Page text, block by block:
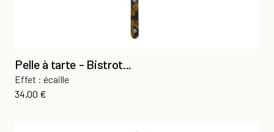
Pelle à tarte - Bistrot...
Effet : écaille
Prix
34,00 €